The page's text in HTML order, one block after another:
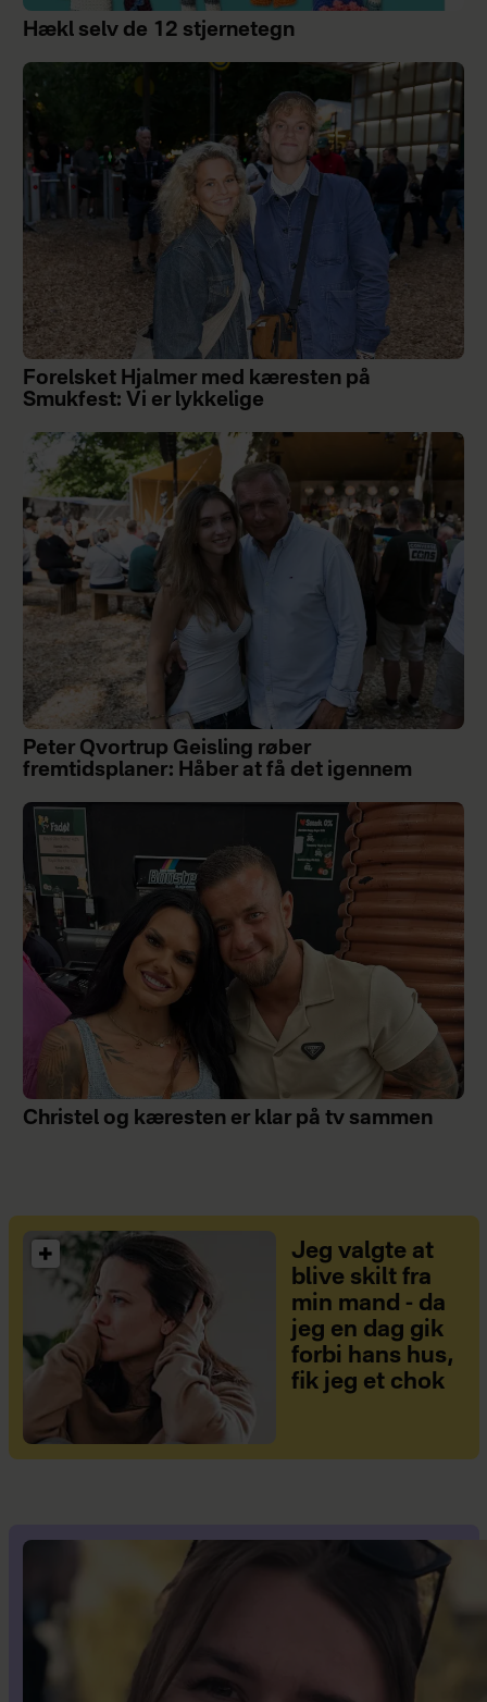
Hækl selv de 12 stjernetegn
Forelsket Hjalmer med kæresten på
Smukfest: Vi er lykkelige
Peter Qvortrup Geisling røber
fremtidsplaner: Håber at få det igennem
Christel og kæresten er klar på tv sammen
Jeg valgte at
blive skilt fra
min mand - da
jeg en dag gik
forbi hans hus,
fik jeg et chok